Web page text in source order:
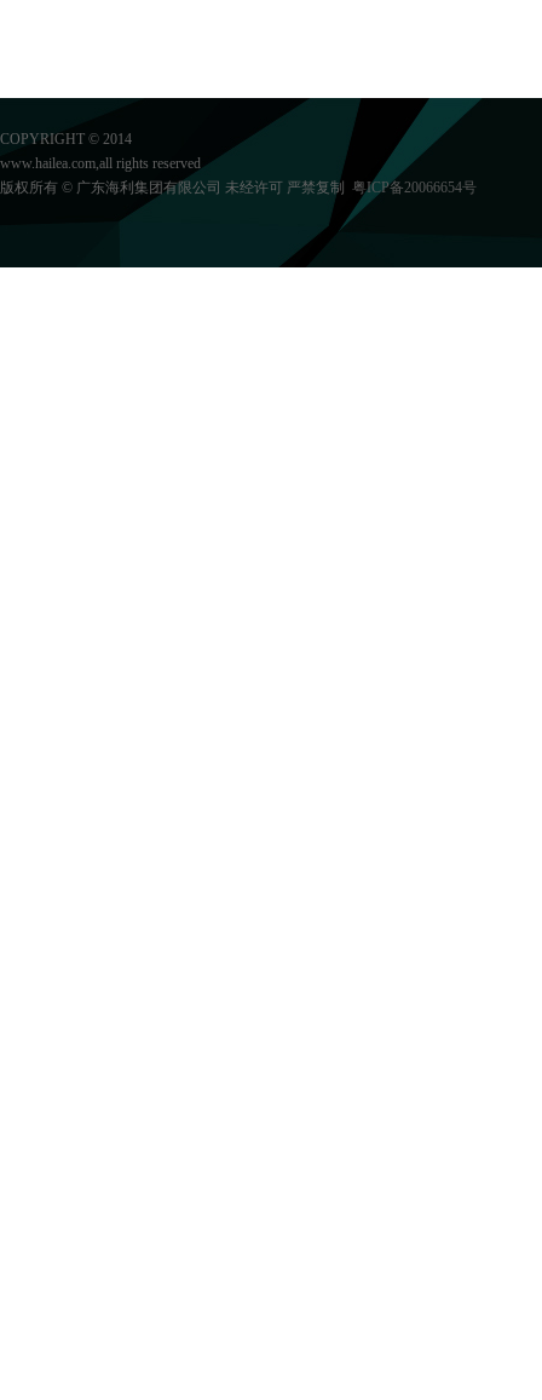
COPYRIGHT © 2014
www.hailea.com,all rights reserved
版权所有 © 广东海利集团有限公司 未经许可 严禁复制 粤ICP备20066654号